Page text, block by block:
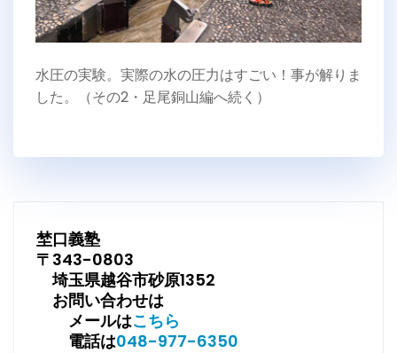
水圧の実験。実際の水の圧力はすごい！事が解りま
した。（その2・足尾銅山編へ続く）
埜口義塾
〒343-0803
埼玉県越谷市砂原1352
お問い合わせは
メールはこちら
電話は048-977-6350